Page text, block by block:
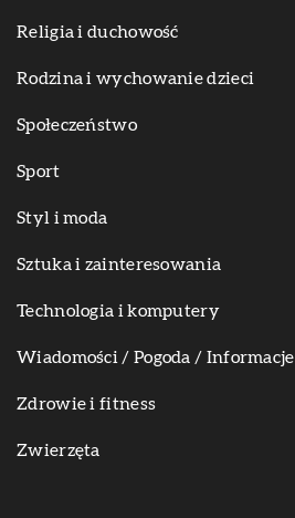
Religia i duchowość
Rodzina i wychowanie dzieci
Społeczeństwo
Sport
Styl i moda
Sztuka i zainteresowania
Technologia i komputery
Wiadomości / Pogoda / Informacje
Zdrowie i fitness
Zwierzęta